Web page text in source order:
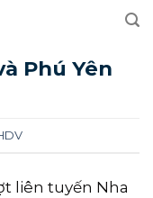
Phú Yên
liên tuyến Nha